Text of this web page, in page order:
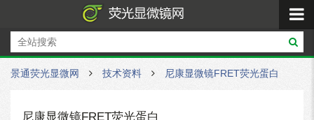
景通荧光显微网 技术资料 尼康显微镜FRET荧光蛋白
尼康显微镜FRET荧光蛋白